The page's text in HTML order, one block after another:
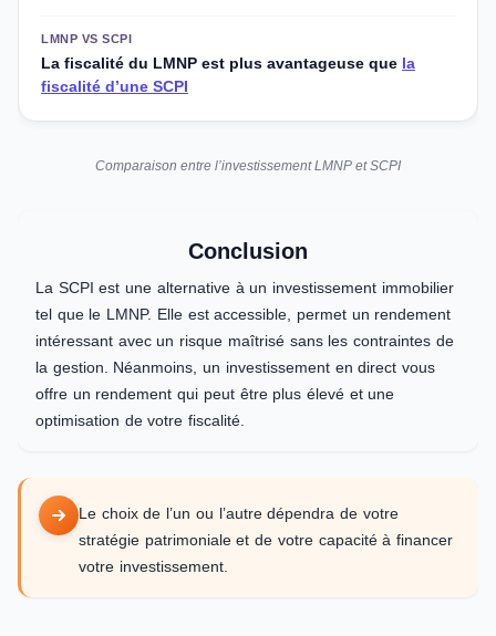
LMNP VS SCPI
La fiscalité du LMNP est plus avantageuse que la
fiscalité d’une SCPI
Comparaison entre l’investissement LMNP et SCPI
Conclusion
La SCPI est une alternative à un investissement immobilier
tel que le LMNP. Elle est accessible, permet un rendement
intéressant avec un risque maîtrisé sans les contraintes de
la gestion. Néanmoins, un investissement en direct vous
offre un rendement qui peut être plus élevé et une
optimisation de votre fiscalité.
Le choix de l’un ou l’autre dépendra de votre
stratégie patrimoniale et de votre capacité à financer
votre investissement.